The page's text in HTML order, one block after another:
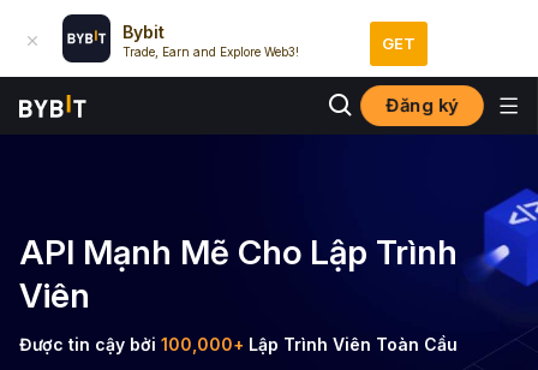
Bybit
Trade, Earn and Explore Web3! GET
Đăng ký
API Mạnh Mẽ Cho Lập Trình
Viên
Được tin cậy bởi 100,000+ Lập Trình Viên Toàn Cầu